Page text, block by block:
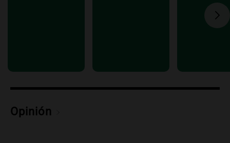
más femicidios del país, según informe
Santa Fe reactivará 1.500
Procrear en la provincia
Episodios
Opinión